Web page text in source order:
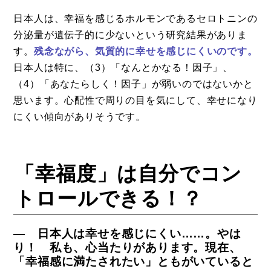
日本人は、幸福を感じるホルモンであるセロトニンの
分泌量が遺伝子的に少ないという研究結果がありま
す。 残念ながら、気質的に幸せを感じにくいのです。
日本人は特に、（3）「なんとかなる！因子」、
（4）「あなたらしく！因子」が弱いのではないかと
思います。心配性で周りの目を気にして、幸せになり
にくい傾向がありそうです。
「幸福度」は自分でコン
トロールできる！？
― 日本人は幸せを感じにくい……。やは
り！ 私も、心当たりがあります。現在、
「幸福感に満たされたい」ともがいていると